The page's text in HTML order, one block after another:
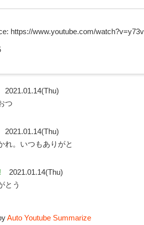
https://www.youtube.com/
2021.01.14(Thu)
つ
2021.01.14(Thu)
れ。いつもありがと
2021.01.14(Thu)
とう
Auto Youtube Summarize